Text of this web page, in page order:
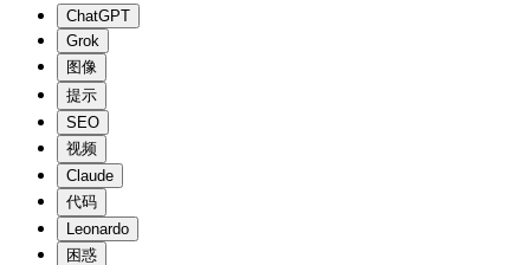
ChatGPT
Grok
图像
提示
SEO
视频
Claude
代码
Leonardo
困惑